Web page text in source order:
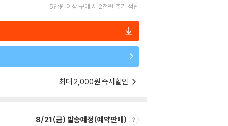
5만원 이상 구매 시 2천원 추가 적립
최대 2,000원 즉시할인
8/21(금) 발송예정(예약판매)